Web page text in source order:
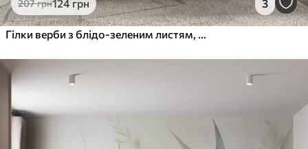
207грн124 грн 3